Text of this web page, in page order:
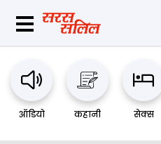
ऑडियो कहानी सेक्स